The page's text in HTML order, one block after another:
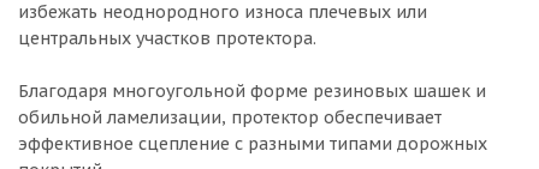
избежать неоднородного износа плечевых или
центральных участков протектора.
Благодаря многоугольной форме резиновых шашек и
обильной ламелизации, протектор обеспечивает
эффективное сцепление с разными типами дорожных